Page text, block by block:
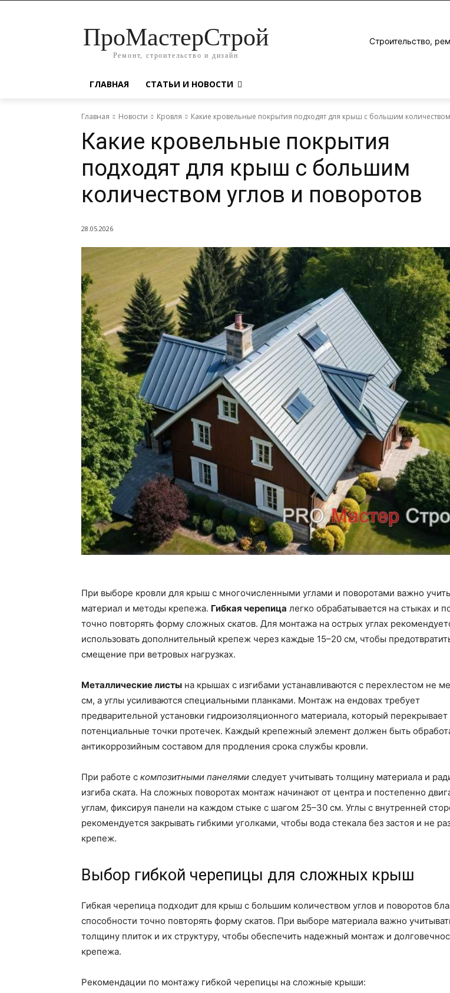
ПроМастерСтрой
Ремонт, строительство и дизайн
Строительство,
ГЛАВНАЯ СТАТЬИ И НОВОСТИ
Главная Новости Кровля Какие кровельные покрытия подходят для крыш с большим
Какие кровельные покрытия
подходят для крыш с большим
количеством углов и поворотов
28.05.2026
При выборе кровли для крыш с многочисленными углами и поворотами важно
материал и методы крепежа. Гибкая черепица легко обрабатывается на стыках и
точно повторять форму сложных скатов. Для монтажа на острых углах
использовать дополнительный крепеж через каждые 15–20 см, чтобы
смещение при ветровых нагрузках.
Металлические листы на крышах с изгибами устанавливаются с перехлестом не
см, а углы усиливаются специальными планками. Монтаж на ендовах требует
предварительной установки гидроизоляционного материала, который перекрывает
потенциальные точки протечек. Каждый крепежный элемент должен быть
антикоррозийным составом для продления срока службы кровли.
При работе с композитными панелями следует учитывать толщину материала и
изгиба ската. На сложных поворотах монтаж начинают от центра и постепенно
углам, фиксируя панели на каждом стыке с шагом 25–30 см. Углы с внутренней
рекомендуется закрывать гибкими уголками, чтобы вода стекала без застоя и не
крепеж.
Выбор гибкой черепицы для сложных крыш
Гибкая черепица подходит для крыш с большим количеством углов и поворотов
способности точно повторять форму скатов. При выборе материала важно
толщину плиток и их структуру, чтобы обеспечить надежный монтаж и
крепежа.
Рекомендации по монтажу гибкой черепицы на сложные крыши: